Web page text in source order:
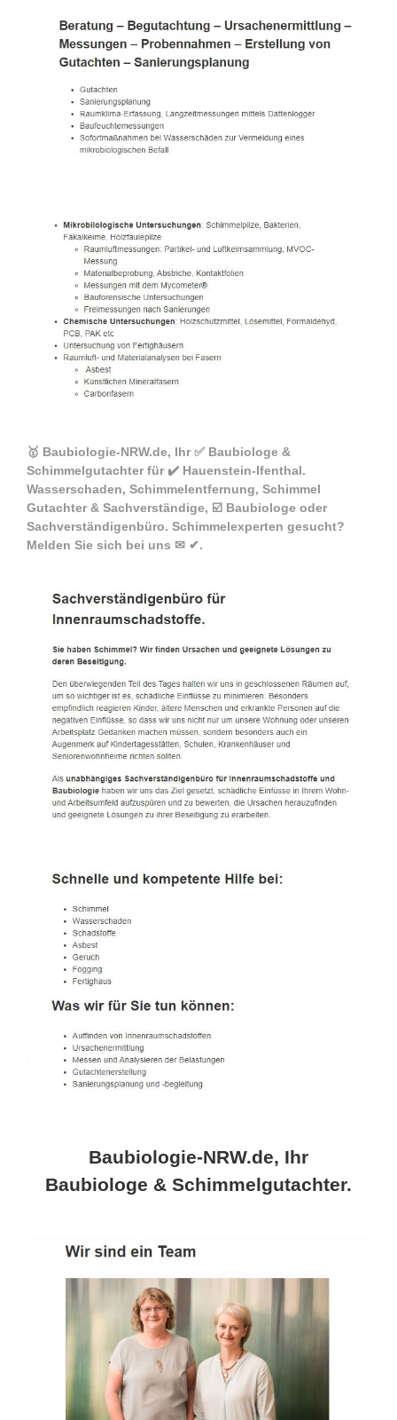
🥇 Baubiologie-NRW.de, Ihr ✅ Baubiologe &
Schimmelgutachter für ✔️ Hauenstein-Ifenthal.
Wasserschaden, Schimmelentfernung, Schimmel
Gutachter & Sachverständige, ☑️ Baubiologe oder
Sachverständigenbüro. Schimmelexperten gesucht?
Melden Sie sich bei uns ✉ ✔.
Baubiologie-NRW.de, Ihr
Baubiologe & Schimmelgutachter.